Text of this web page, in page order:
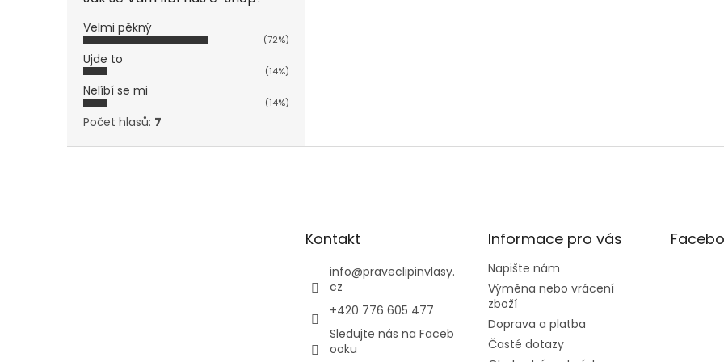
Velmi pěkný
(72%)
Ujde to
(14%)
Nelíbí se mi
(14%)
Počet hlasů: 7
Kontakt
info@praveclipinvlasy.
cz
+420 776 605 477
Sledujte nás na Faceb
ooku
Informace pro vás
Napište nám
Výměna nebo vrácení
zboží
Doprava a platba
Časté dotazy